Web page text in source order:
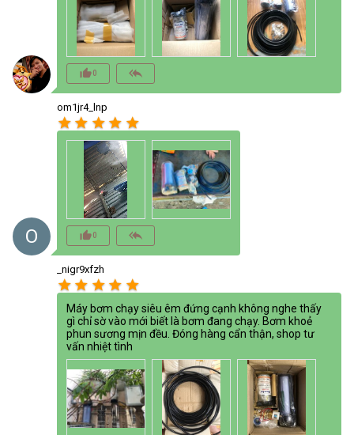
thumb_up_alt0 reply_all
O
om1jr4_lnp
star star star star star
thumb_up_alt0 reply_all
_nigr9xfzh
star star star star star
Máy bơm chạy siêu êm đứng cạnh không nghe thấy
gì chỉ sờ vào mới biết là bơm đang chạy. Bơm khoẻ
phun sương mịn đều. Đóng hàng cẩn thận, shop tư
vấn nhiệt tình